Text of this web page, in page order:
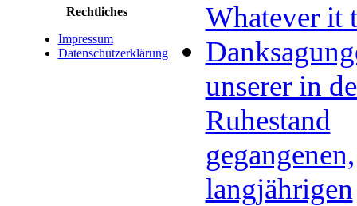
Rechtliches
Impressum
Datenschutzerklärung
Whatever it
unserer in
Ruhestand
gegangenen,
langjährigen